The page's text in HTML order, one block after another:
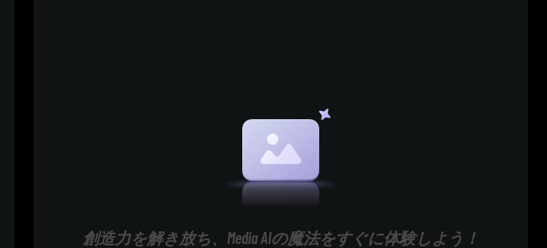
創造力を解き放ち、Media AIの魔法をすぐに体験しよう！